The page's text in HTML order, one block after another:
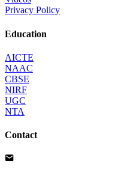
Privacy Policy
Education
AICTE
NAAC
CBSE
NIRF
UGC
NTA
Contact